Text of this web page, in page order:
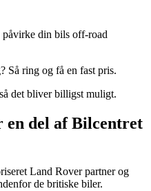
din bils off-road
Så ring og få en fast pris.
det bliver billigst muligt.
en del af Bilcentret
Land Rover partner og
de britiske biler.